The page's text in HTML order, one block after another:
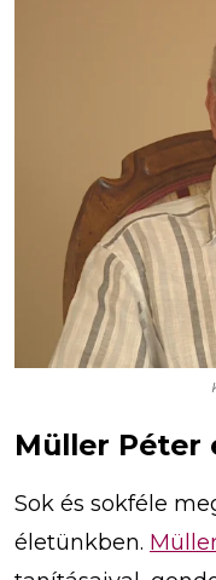
Müller Péter
Sok és sokféle
életünkben.